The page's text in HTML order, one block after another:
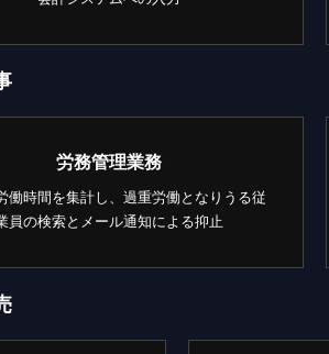
労務管理業務
働時間を集計し、過重労働となりうる従
員の検索とメール通知による抑止